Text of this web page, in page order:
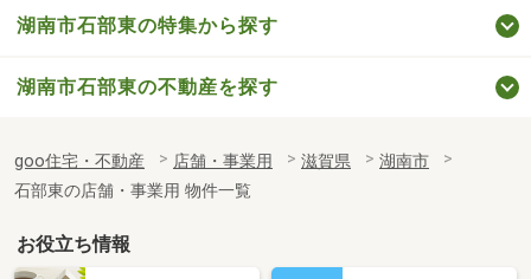
湖南市石部東の特集から探す
湖南市石部東の不動産を探す
goo住宅・不動産 店舗・事業用 滋賀県
湖南市
石部東の店舗・事業用 物件一覧
お役立ち情報